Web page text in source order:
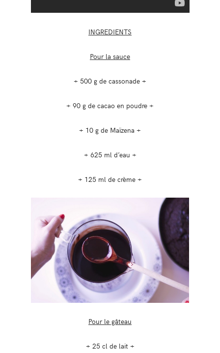
INGREDIENTS
Pour la sauce
+ 500 g de cassonade +
+ 90 g de cacao en poudre +
+ 10 g de Maïzena +
+ 625 ml d’eau +
+ 125 ml de crème +
Pour le gâteau
+ 25 cl de lait +